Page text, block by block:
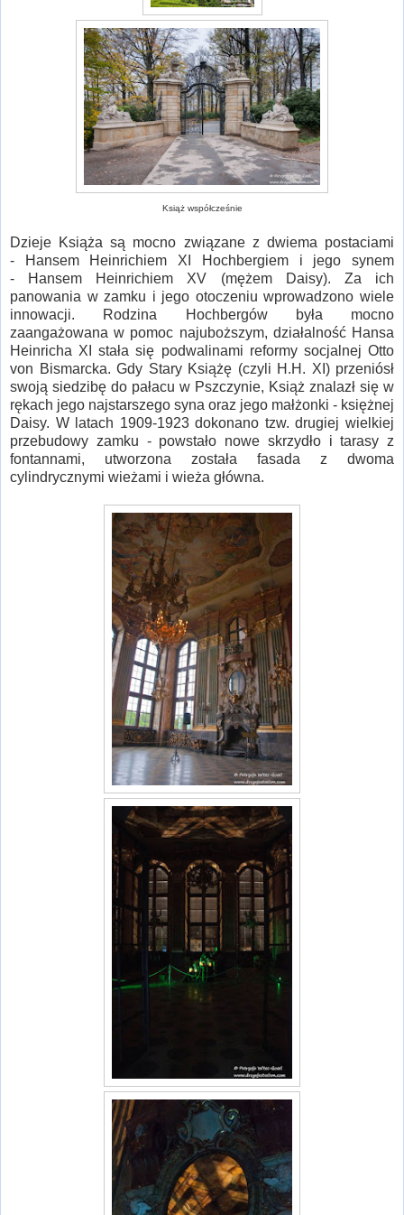
Książ współcześnie
Dzieje Książa są mocno związane z dwiema postaciami
-
Hansem Heinrichiem XI Hochbergiem i jego synem
-
Hansem Heinrichiem XV (mężem Daisy). Za ich
panowania w zamku i jego otoczeniu wprowadzono wiele
innowacji.
Rodzina Hochbergów była mocno
zaangażowana w pomoc najuboższym, działalność Hansa
Heinricha XI stała się podwalinami reformy socjalnej Otto
von Bismarcka. Gdy Stary Książę (czyli H.H. XI) przeniósł
swoją siedzibę do pałacu w Pszczynie, Książ znalazł się w
rękach jego najstarszego syna oraz jego małżonki - księżnej
Daisy. W latach 1909-1923 dokonano tzw. drugiej wielkiej
przebudowy zamku - powstało nowe skrzydło i tarasy z
fontannami, utworzona została fasada z dwoma
cylindrycznymi wieżami i wieża główna.